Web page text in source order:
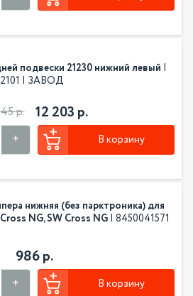
подвески 21230 нижний левый |
| ЗАВОД
р. 12 203 р.
В корзину
нижняя (без парктроника) для
NG, SW Cross NG | 8450041571
986 р.
В корзину